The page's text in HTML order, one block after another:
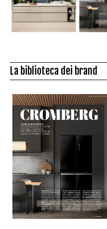
La biblioteca dei brand